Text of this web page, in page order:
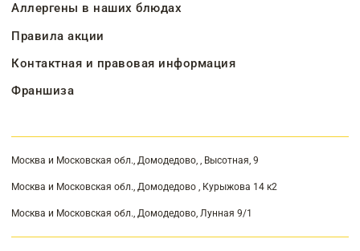
Аллергены в наших блюдах
Правила акции
Контактная и правовая информация
Франшиза
Москва и Московская обл., Домодедово, , Высотная, 9
Москва и Московская обл., Домодедово , Курыжова 14 к2
Москва и Московская обл., Домодедово, Лунная 9/1